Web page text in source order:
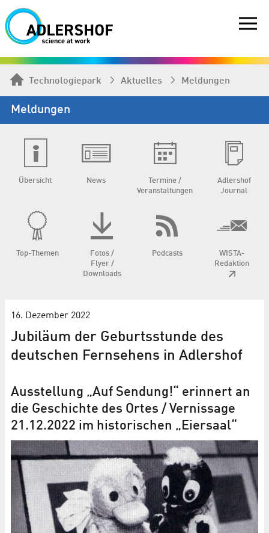
Technologiepark Aktuelles Meldungen
Meldungen
Übersicht News
Termine /
Veranstaltungen
Adlershof
Journal
Top-Themen
Fotos /
Flyer /
Downloads
Podcasts
WISTA-
Redaktion
16. Dezember 2022
Jubiläum der Geburtsstunde des
deutschen Fernsehens in Adlershof
Ausstellung „Auf Sendung!“ erinnert an
die Geschichte des Ortes / Vernissage
21.12.2022 im historischen „Eiersaal“